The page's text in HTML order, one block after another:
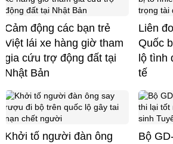
Cảm động các bạn trẻ
Việt lái xe hàng giờ tham
gia cứu trợ động đất tại
Nhật Bản
Liên
Quốc
lộ tình
tế
Khởi tố người đàn ông
Bộ